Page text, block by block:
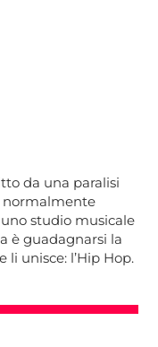
da una paralisi
studio musicale
è guadagnarsi la
unisce: l’Hip Hop.